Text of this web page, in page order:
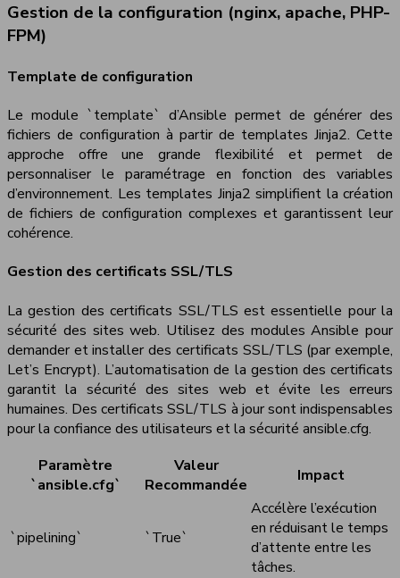
Gestion de la configuration (nginx, apache, PHP-
FPM)
Template de configuration
Le module `template` d’Ansible permet de générer des
fichiers de configuration à partir de templates Jinja2. Cette
approche offre une grande flexibilité et permet de
personnaliser le paramétrage en fonction des variables
d’environnement. Les templates Jinja2 simplifient la création
de fichiers de configuration complexes et garantissent leur
cohérence.
Gestion des certificats SSL/TLS
La gestion des certificats SSL/TLS est essentielle pour la
sécurité des sites web. Utilisez des modules Ansible pour
demander et installer des certificats SSL/TLS (par exemple,
Let’s Encrypt). L’automatisation de la gestion des certificats
garantit la sécurité des sites web et évite les erreurs
humaines. Des certificats SSL/TLS à jour sont indispensables
pour la confiance des utilisateurs et la sécurité ansible.cfg.
Paramètre
`ansible.cfg`
Valeur
Recommandée
Impact
`pipelining` `True`
Accélère l’exécution
en réduisant le temps
d’attente entre les
tâches.